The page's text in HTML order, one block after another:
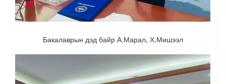
Бакалаврын дэд байр А.Марал, Х.Мишээл